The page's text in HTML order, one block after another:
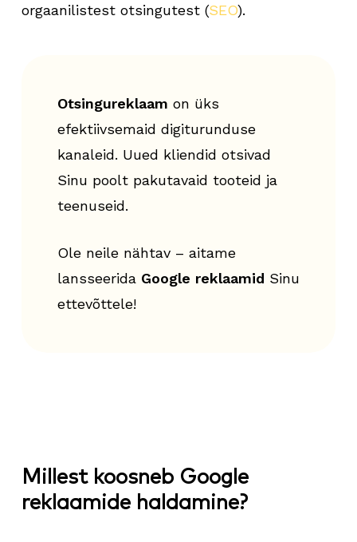
orgaanilistest otsingutest (SEO).
Otsingureklaam on üks
efektiivsemaid digiturunduse
kanaleid. Uued kliendid otsivad
Sinu poolt pakutavaid tooteid ja
teenuseid.
Ole neile nähtav – aitame
lansseerida Google reklaamid Sinu
ettevõttele!
Millest koosneb Google
reklaamide haldamine?